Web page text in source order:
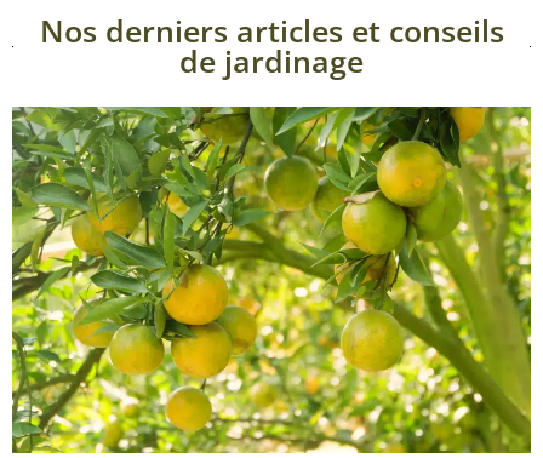
Nos derniers articles et conseils
de jardinage